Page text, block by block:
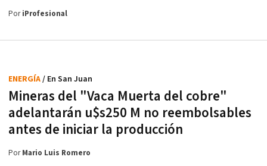
PoriProfesional
Mineras del "Vaca Muerta del cobre"
adelantarán u$s250 M no reembolsables
antes de iniciar la producción
ENERGÍA/ En San Juan
PorMario Luis Romero